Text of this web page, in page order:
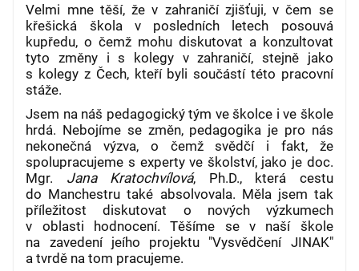
Velmi mne těší, že v zahraničí zjišťuji, v čem se
křešická škola v posledních letech posouvá
kupředu, o čemž mohu diskutovat a konzultovat
tyto změny i s kolegy v zahraničí, stejně jako
s kolegy z Čech, kteří byli součástí této pracovní
stáže.
Jsem na náš pedagogický tým ve školce i ve škole
hrdá. Nebojíme se změn, pedagogika je pro nás
nekonečná výzva, o čemž svědčí i fakt, že
spolupracujeme s experty ve školství, jako je doc.
Mgr.
Jana Kratochvílová, Ph.D., která cestu
do Manchestru také absolvovala. Měla jsem tak
příležitost diskutovat o nových výzkumech
v oblasti hodnocení. Těšíme se v naší škole
na zavedení jeího projektu "Vysvědčení JINAK"
a tvrdě na tom pracujeme.